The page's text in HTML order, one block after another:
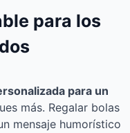
para los
para un
más. Regalar bolas
mensaje humorístico